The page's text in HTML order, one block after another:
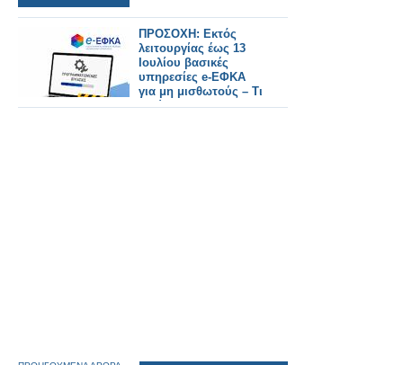
ΠΡΟΣΟΧΗ: Εκτός
λειτουργίας έως 13
Ιουλίου βασικές
υπηρεσίες e-ΕΦΚΑ
για μη μισθωτούς – Τι
ισχύει για τους